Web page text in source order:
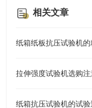
相关文章
纸箱纸板抗压试验机
拉伸强度试验机选购注
纸箱抗压试验机的试